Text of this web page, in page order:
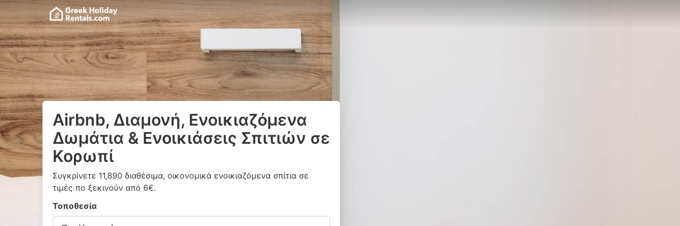
Airbnb, Διαμονή, Ενοικιαζόμενα
Δωμάτια & Ενοικιάσεις Σπιτιών σε
Κορωπί
Συγκρίνετε 11,890 διαθέσιμα, οικονομικά ενοικιαζόμενα σπίτια σε
τιμές πο ξεκινούν από 6€.
Τοποθεσία